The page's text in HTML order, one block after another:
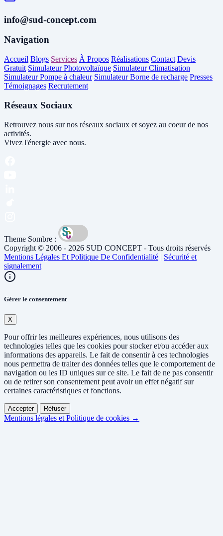
info@sud-concept.com
Navigation
Accueil Blogs Services À Propos Réalisations Contact Devis
Gratuit Simulateur Photovoltaïque Simulateur Climatisation
Simulateur Pompe à chaleur Simulateur Borne de recharge Presses
Témoignages Recrutement
Réseaux Sociaux
Retrouvez nous sur nos réseaux sociaux et soyez au coeur de nos
activités.
Vivez l'énergie avec nous.
Theme Sombre :
Copyright © 2006 - 2026 SUD CONCEPT - Tous droits réservés
Mentions Légales Et Politique De Confidentialité | Sécurité et
signalement
Gérer le consentement
X
Pour offrir les meilleures expériences, nous utilisons des
technologies telles que les cookies pour stocker et/ou accéder aux
informations des appareils. Le fait de consentir à ces technologies
nous permettra de traiter des données telles que le comportement de
navigation ou les ID uniques sur ce site. Le fait de ne pas consentir
ou de retirer son consentement peut avoir un effet négatif sur
certaines caractéristiques et fonctions.
Accepter Réfuser
Mentions légales et Politique de cookies →